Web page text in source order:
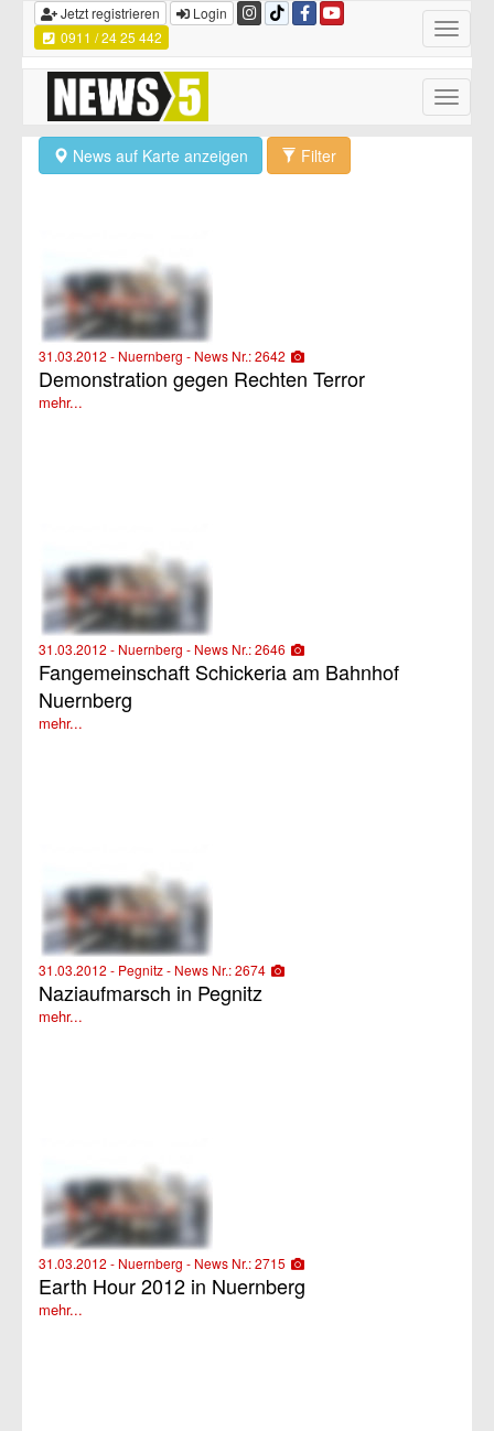
Toggle
Jetzt registrieren
Login
0911 / 24 25 442
Toggle
News auf Karte anzeigen
Filter
31.03.2012 - Nuernberg - News Nr.: 2642
Demonstration gegen Rechten Terror
mehr...
31.03.2012 - Nuernberg - News Nr.: 2646
Fangemeinschaft Schickeria am Bahnhof
Nuernberg
mehr...
31.03.2012 - Pegnitz - News Nr.: 2674
Naziaufmarsch in Pegnitz
mehr...
31.03.2012 - Nuernberg - News Nr.: 2715
Earth Hour 2012 in Nuernberg
mehr...